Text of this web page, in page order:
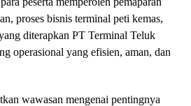
proses bisnis terminal peti kemas,
diterapkan PT Terminal Teluk
operasional yang efisien, aman, dan
wawasan mengenai pentingnya